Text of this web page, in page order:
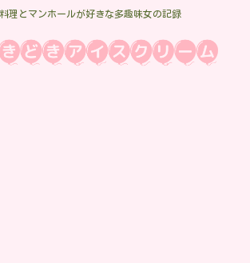
理とマンホールが好きな多趣味女の記録